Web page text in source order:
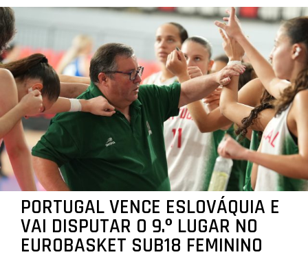
PORTUGAL VENCE ESLOVÁQUIA E
VAI DISPUTAR O 9.º LUGAR NO
EUROBASKET SUB18 FEMININO